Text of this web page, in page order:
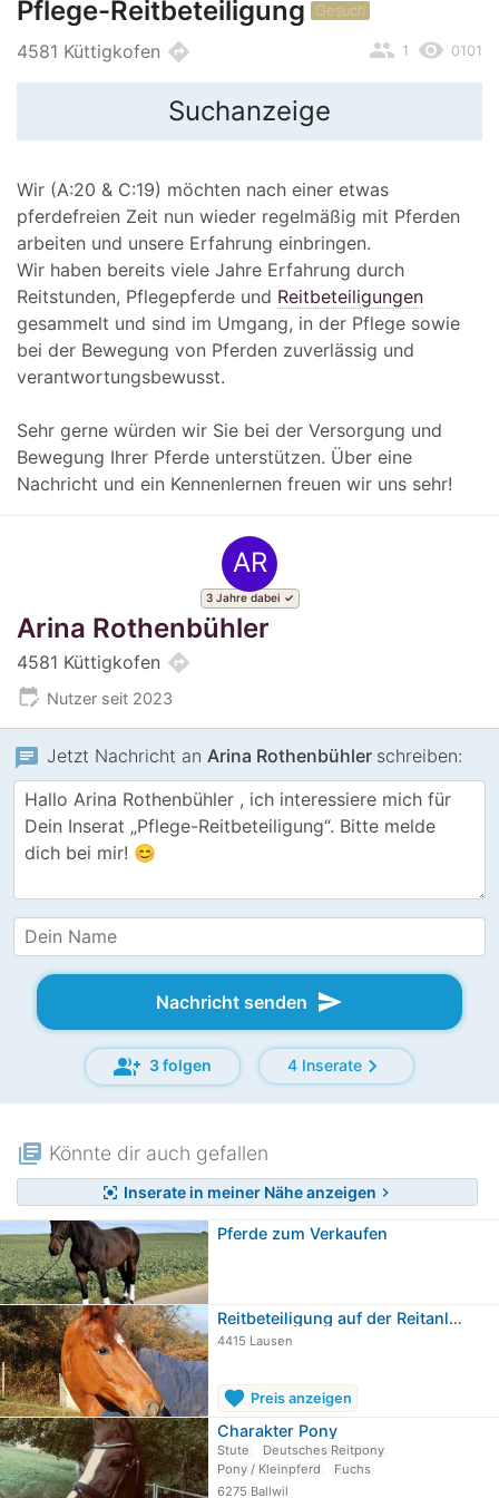
Pflege-Reitbeteiligung Gesuch
4581 Küttigkofen directions remove_red_eye 0101
people 1
Suchanzeige
Wir (A:20 & C:19) möchten nach einer etwas
pferdefreien Zeit nun wieder regelmäßig mit Pferden
arbeiten und unsere Erfahrung einbringen.
Wir haben bereits viele Jahre Erfahrung durch
Reitstunden, Pflegepferde und Reitbeteiligungen
gesammelt und sind im Umgang, in der Pflege sowie
bei der Bewegung von Pferden zuverlässig und
verantwortungsbewusst.
Sehr gerne würden wir Sie bei der Versorgung und
Bewegung Ihrer Pferde unterstützen. Über eine
Nachricht und ein Kennenlernen freuen wir uns sehr!
AR
3 Jahre dabei
Arina Rothenbühler
4581 Küttigkofen directions
edit_calendar Nutzer seit 2023
chat Jetzt Nachricht an Arina Rothenbühler schreiben:
Nachricht senden send
group_add 3 folgen 4 Inseratechevron_right
library_books Könnte dir auch gefallen
center_focus_strong Inserate in meiner Nähe anzeigen chevron_right
Pferde zum Verkaufen
Reitbeteiligung auf der Reitanlage…
4415 Lausen
favorite Preis anzeigen
Charakter Pony
Stute
Deutsches Reitpony
Pony / Kleinpferd
Fuchs
6275 Ballwil